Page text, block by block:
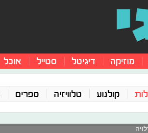
מוזיקה דיגיטל סטייל אוכל
קולנוע טלוויזיה ספרים